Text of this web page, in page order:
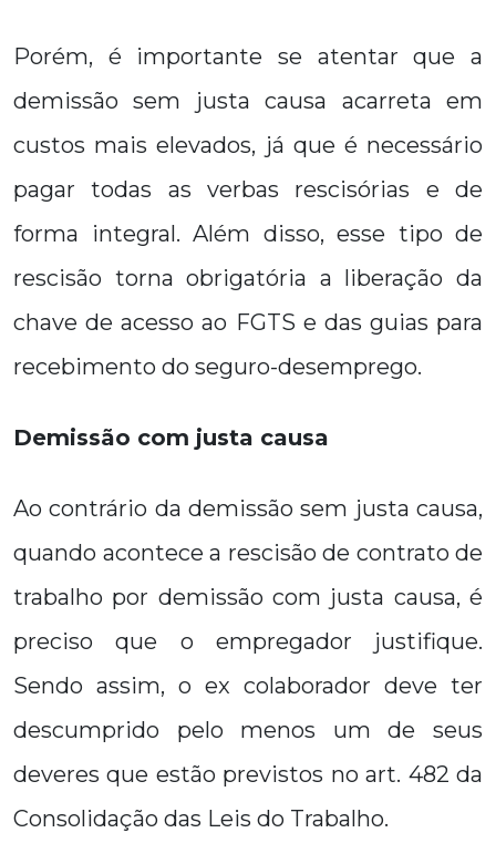
Porém, é importante se atentar que a
demissão sem justa causa acarreta em
custos mais elevados, já que é necessário
pagar todas as verbas rescisórias e de
forma integral. Além disso, esse tipo de
rescisão torna obrigatória a liberação da
chave de acesso ao FGTS e das guias para
recebimento do seguro-desemprego.
Demissão com justa causa
Ao contrário da demissão sem justa causa,
quando acontece a rescisão de contrato de
trabalho por demissão com justa causa, é
preciso que o empregador justifique.
Sendo assim, o ex colaborador deve ter
descumprido pelo menos um de seus
deveres que estão previstos no art. 482 da
Consolidação das Leis do Trabalho.